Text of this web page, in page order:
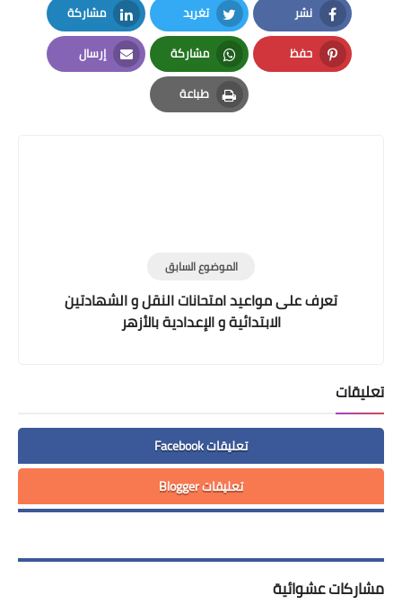
نشر
Facebook
تغريد
Twitter
مشاركة
LinkedIn
حفظ
Pinterest
مشاركة
Whatsapp
إرسال
Email
طباعة
Print
الموضوع السابق
تعرف على مواعيد امتحانات النقل و الشهادتين
الابتدائية و الإعدادية بالأزهر
تعليقات
تعليقات Facebook
تعليقات Blogger
مشاركات عشوائية